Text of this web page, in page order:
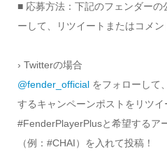
■ 応募方法：下記のフェンダーの
ーして、リツイートまたはコメン
› Twitterの場合
@fender_officialをフォローして
するキャンペーンポストをリツイ
#FenderPlayerPlusと希望するア
（例：#CHAI）を入れて投稿！